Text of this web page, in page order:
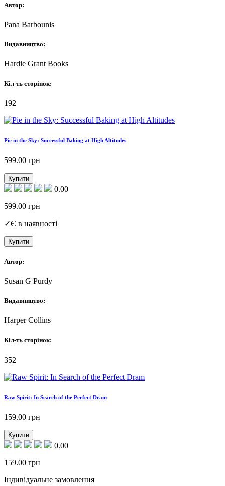
Автор:
Pana Barbounis
Видавництво:
Hardie Grant Books
Кіл-ть сторінок:
192
Pie in the Sky: Successful Baking at High Altitudes
599.00 грн
Купити
0.00
599.00 грн
✓Є в наявності
Купити
Автор:
Susan G Purdy
Видавництво:
Harper Collins
Кіл-ть сторінок:
352
Raw Spirit: In Search of the Perfect Dram
159.00 грн
Купити
0.00
159.00 грн
Індивідуальне замовлення